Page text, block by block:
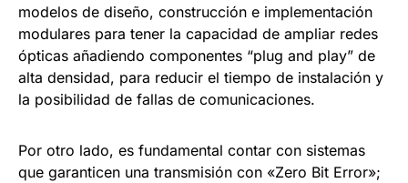
modelos de diseño, construcción e implementación
modulares para tener la capacidad de ampliar redes
ópticas añadiendo componentes “plug and play” de
alta densidad, para reducir el tiempo de instalación y
la posibilidad de fallas de comunicaciones.
Por otro lado, es fundamental contar con sistemas
que garanticen una transmisión con «Zero Bit Error»;